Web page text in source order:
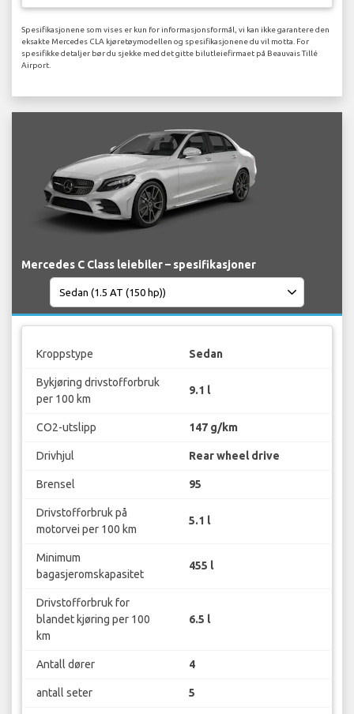
Spesifikasjonene som vises er kun for informasjonsformål, vi kan ikke garantere den
eksakte Mercedes CLA kjøretøymodellen og spesifikasjonene du vil motta. For
spesifikke detaljer bør du sjekke med det gitte bilutleiefirmaet på Beauvais Tillé
Airport.
Mercedes C Class leiebiler – spesifikasjoner
Kroppstype Sedan
Bykjøring drivstofforbruk
per 100 km
9.1 l
CO2-utslipp 147 g/km
Drivhjul Rear wheel drive
Brensel 95
Drivstofforbruk på
motorvei per 100 km
5.1 l
Minimum
bagasjeromskapasitet
455 l
Drivstofforbruk for
blandet kjøring per 100
km
6.5 l
Antall dører 4
antall seter 5